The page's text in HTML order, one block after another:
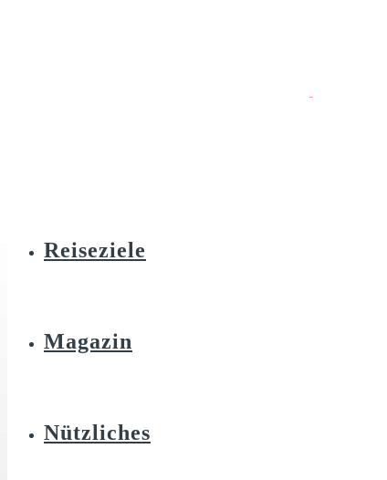
Reiseziele
Magazin
Nützliches